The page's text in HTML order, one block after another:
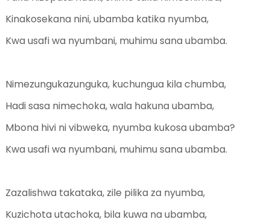
Kinakosekana nini, ubamba katika nyumba,
Kwa usafi wa nyumbani, muhimu sana ubamba.
Nimezungukazunguka, kuchungua kila chumba,
Hadi sasa nimechoka, wala hakuna ubamba,
Mbona hivi ni vibweka, nyumba kukosa ubamba?
Kwa usafi wa nyumbani, muhimu sana ubamba.
Zazalishwa takataka, zile pilika za nyumba,
Kuzichota utachoka, bila kuwa na ubamba,